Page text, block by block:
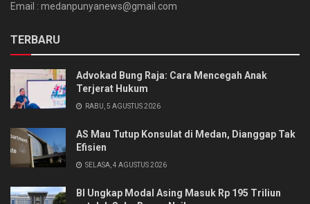
Email : medanpunyanews@gmail.com
TERBARU
Advokad Bung Raja: Cara Mencegah Anak
Terjerat Hukum
RABU, 5 AGUSTUS 2026
AS Mau Tutup Konsulat di Medan, Dianggap Tak
Efisien
SELASA, 4 AGUSTUS 2026
BI Ungkap Modal Asing Masuk Rp 195 Triliun